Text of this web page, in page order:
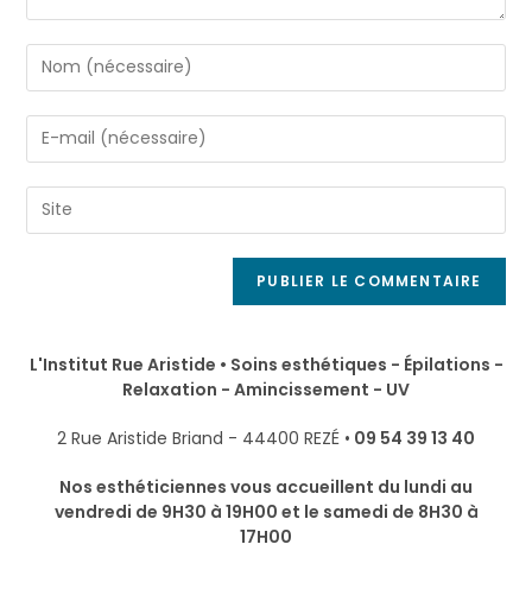
L'Institut Rue Aristide • Soins esthétiques - Épilations -
Relaxation - Amincissement - UV
2 Rue Aristide Briand - 44400 REZÉ • 09 54 39 13 40
Nos esthéticiennes vous accueillent du lundi au
vendredi de 9H30 à 19H00 et le samedi de 8H30 à
17H00